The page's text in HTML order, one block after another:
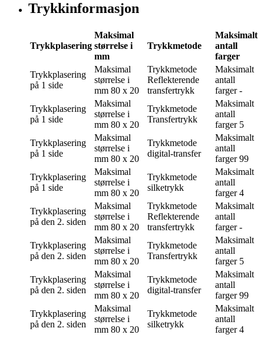
Trykkinformasjon
Trykkplasering
Maksimal
størrelse i
mm
Trykkmetode
Maksimalt
antall
farger
Trykkplasering
på 1 side
Maksimal
størrelse i
mm 80 x 20
Trykkmetode
Reflekterende
transfertrykk
Maksimalt
antall
farger -
Trykkplasering
på 1 side
Maksimal
størrelse i
mm 80 x 20
Trykkmetode
Transfertrykk
Maksimalt
antall
farger 5
Trykkplasering
på 1 side
Maksimal
størrelse i
mm 80 x 20
Trykkmetode
digital-transfer
Maksimalt
antall
farger 99
Trykkplasering
på 1 side
Maksimal
størrelse i
mm 80 x 20
Trykkmetode
silketrykk
Maksimalt
antall
farger 4
Trykkplasering
på den 2. siden
Maksimal
størrelse i
mm 80 x 20
Trykkmetode
Reflekterende
transfertrykk
Maksimalt
antall
farger -
Trykkplasering
på den 2. siden
Maksimal
størrelse i
mm 80 x 20
Trykkmetode
Transfertrykk
Maksimalt
antall
farger 5
Trykkplasering
på den 2. siden
Maksimal
størrelse i
mm 80 x 20
Trykkmetode
digital-transfer
Maksimalt
antall
farger 99
Trykkplasering
på den 2. siden
Maksimal
størrelse i
mm 80 x 20
Trykkmetode
silketrykk
Maksimalt
antall
farger 4